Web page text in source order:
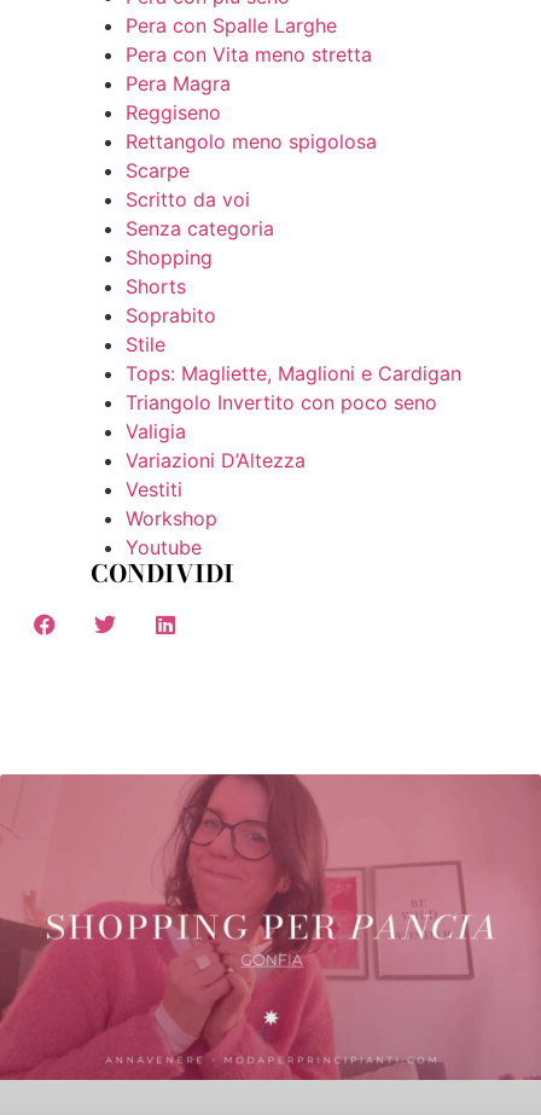
Pera con Spalle Larghe
Pera con Vita meno stretta
Pera Magra
Reggiseno
Rettangolo meno spigolosa
Scarpe
Scritto da voi
Senza categoria
Shopping
Shorts
Soprabito
Stile
Tops: Magliette, Maglioni e Cardigan
Triangolo Invertito con poco seno
Valigia
Variazioni D’Altezza
Vestiti
Workshop
Youtube
CONDIVIDI